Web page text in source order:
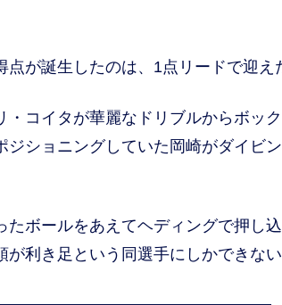
が誕生したのは、1点リードで迎え
コイタが華麗なドリブルからボッ
ジショニングしていた岡崎がダイビ
ボールをあえてヘディングで押し
利き足という同選手にしかできな